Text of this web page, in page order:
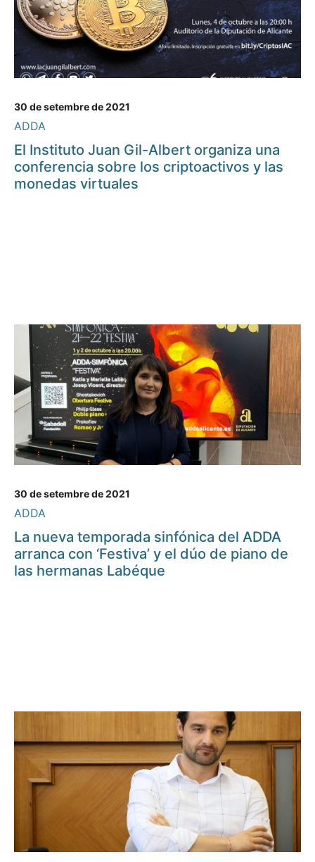
30 de setembre de 2021
ADDA
El Instituto Juan Gil-Albert organiza una
conferencia sobre los criptoactivos y las
monedas virtuales
30 de setembre de 2021
ADDA
La nueva temporada sinfónica del ADDA
arranca con ‘Festiva’ y el dúo de piano de
las hermanas Labéque